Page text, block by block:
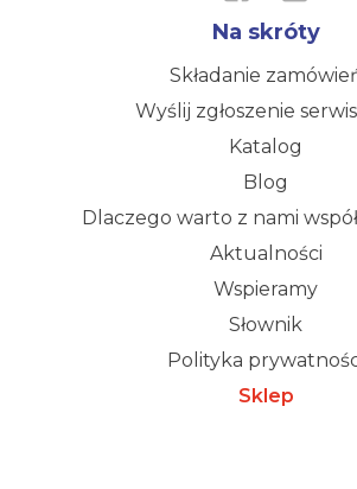
Na skróty
Składanie
Wyślij zgłoszenie
Katalog
Blog
Dlaczego warto z nami
Aktualności
Wspieramy
Słownik
Polityka
Sklep